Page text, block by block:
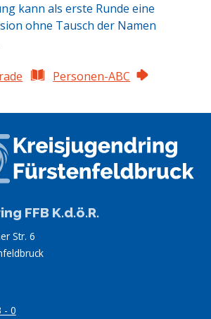
kann als erste Runde eine
ohne Tausch der Namen
Personen-ABC
FFB K.d.ö.R.
Str. 6
- 0